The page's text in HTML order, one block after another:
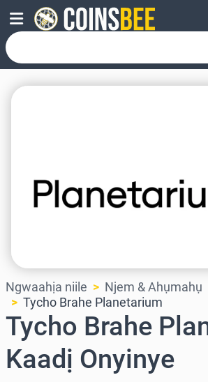
Ngwaahịa niile
Njem & Ahụmahụ
Tycho Brahe Planetarium
Tycho Brahe
Kaadị Onyinye